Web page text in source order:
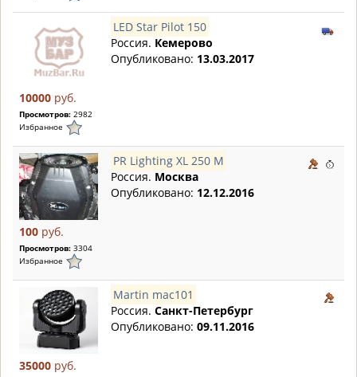
10000 руб.
Просмотров: 2982
Избранное
LED Star Pilot 150
Россия. Кемерово
Опубликовано: 13.03.2017
100 руб.
Просмотров: 3304
Избранное
PR Lighting XL 250 M
Россия. Москва
Опубликовано: 12.12.2016
35000 руб.
Martin mac101
Россия. Санкт-Петербург
Опубликовано: 09.11.2016